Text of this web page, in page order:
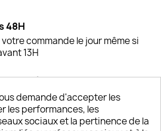
48H
commande le jour même si
13H
nos clients
92% et 94% de nos clients
demande d'accepter les
les performances, les
sociaux et la pertinence de la